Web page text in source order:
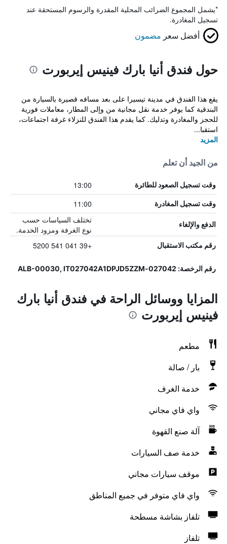
*يشمل المجموع الضرائب المحلية المقدرة والرسوم المستحقة عند
تسجيل المغادرة.
أفضل سعر مضمون
حول فندق أنيا بارك فينيس إيربورت
يقع هذا الفندق في مدينة تيسيرا على بعد مسافه قصيرة بالسيارة من
البندقية كما يوفر خدمة نقل مجانية من وإلى المطار، معاملات فورية
للحجز والمغادرة وتدليك. كما يقدم هذا الفندق للنزلاء غرفة اجتماعات،
استقبا...
المزيد
من الجيد أن تعلم
وقت تسجيل الصعود للطائرة 13:00
وقت تسجيل المغادرة 11:00
الدفع والإلغاء
تختلف السياسات حسب
نوع الغرفة ومزود الخدمة.
رقم مكتب الاستقبال +39 041 541 5200
رقم الرخصة: 027042-ALB-00030, IT027042A1DPJD5ZZM
المزايا ووسائل الراحة في فندق أنيا بارك
فينيس إيربورت
مطعم
بار / صالة
خدمة الغرف
واي فاي مجاني
آلة صنع القهوة
خدمة صف السيارات
موقف سيارات مجاني
واي فاي متوفر في جميع المناطق
تلفاز بشاشة مسطحة
تلفاز